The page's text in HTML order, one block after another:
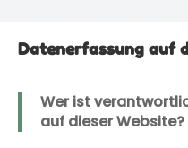
Datenerfassung auf
Wer ist
auf dieser Website?